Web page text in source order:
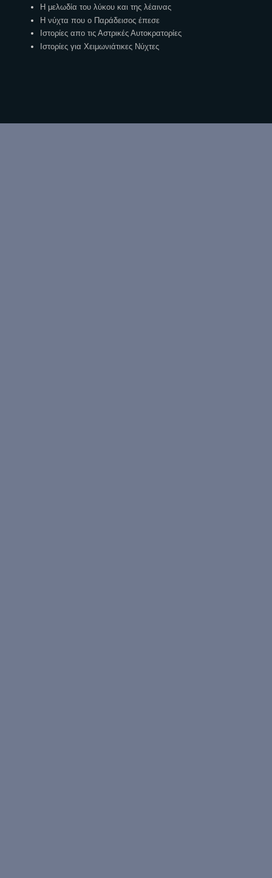
Η μελωδία του λύκου και της λέαινας
Η νύχτα που ο Παράδεισος έπεσε
Ιστορίες απο τις Αστρικές Αυτοκρατορίες
Ιστορίες για Χειμωνιάτικες Νύχτες